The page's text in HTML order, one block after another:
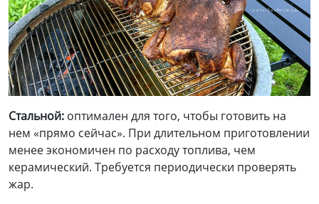
Стальной: оптимален для того, чтобы готовить на
нем «прямо сейчас». При длительном приготовлении
менее экономичен по расходу топлива, чем
керамический. Требуется периодически проверять
жар.